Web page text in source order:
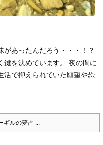
があったんだろう・・・！？
を決めています。
夜の間に
活で抑えられていた願望や恐
ギルの夢占 ...